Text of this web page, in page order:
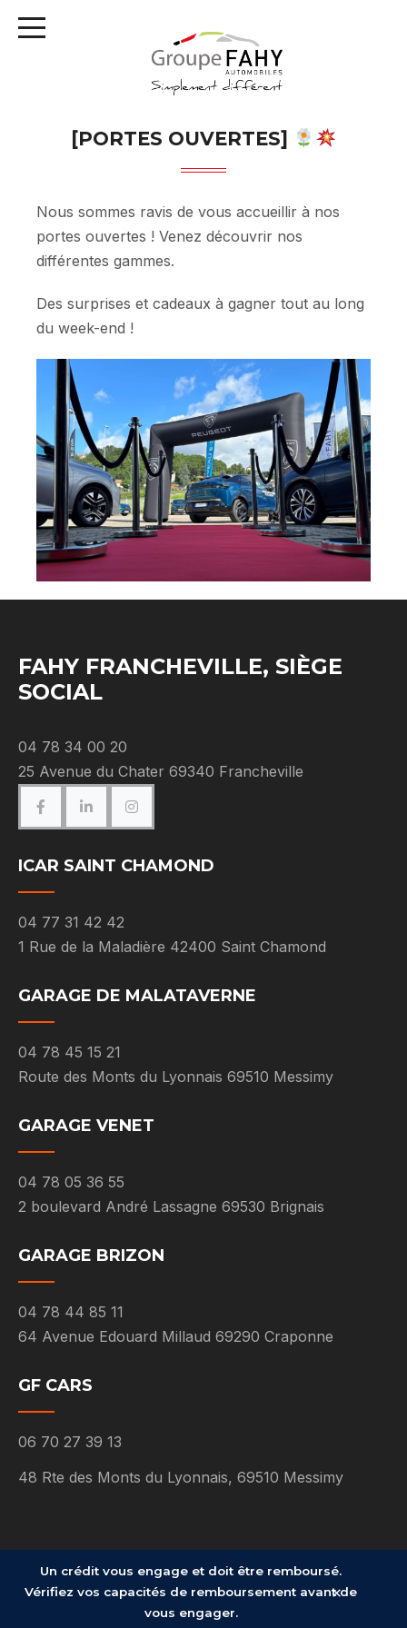
[PORTES OUVERTES]
Nous sommes ravis de vous accueillir à nos
portes ouvertes ! Venez découvrir nos
différentes gammes.
Des surprises et cadeaux à gagner tout au long
du week-end !
FAHY FRANCHEVILLE, SIÈGE
SOCIAL
04 78 34 00 20
25 Avenue du Chater 69340 Francheville
ICAR SAINT CHAMOND
04 77 31 42 42
1 Rue de la Maladière 42400 Saint Chamond
GARAGE DE MALATAVERNE
04 78 45 15 21
Route des Monts du Lyonnais 69510 Messimy
GARAGE VENET
04 78 05 36 55
2 boulevard André Lassagne 69530 Brignais
GARAGE BRIZON
04 78 44 85 11
64 Avenue Edouard Millaud 69290 Craponne
GF CARS
06 70 27 39 13
48 Rte des Monts du Lyonnais, 69510 Messimy
© Groupe FAHY 2026. Design byGroupe Glabs
Un crédit vous engage et doit être remboursé.
Vérifiez vos capacités de remboursement avant de
vous engager.
×